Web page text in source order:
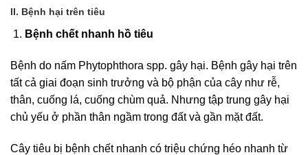
II. Bệnh hại trên tiêu
Bệnh chết nhanh hồ tiêu
Bệnh do nấm Phytophthora spp. gây hại. Bệnh gây hại trên
tất cả giai đoạn sinh trưởng và bộ phận của cây như rễ,
thân, cuống lá, cuống chùm quả. Nhưng tập trung gây hại
chủ yếu ở phần thân ngầm trong đất và gần mặt đất.
Cây tiêu bị bệnh chết nhanh có triệu chứng héo nhanh từ